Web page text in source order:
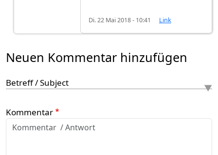
Di. 22 Mai 2018 - 10:41 Link
Neuen Kommentar hinzufügen
Betreff / Subject
Kommentar